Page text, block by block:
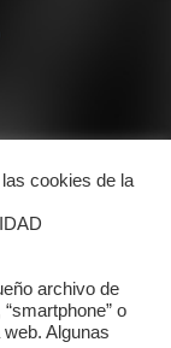
cookies de la
archivo de
o
Algunas